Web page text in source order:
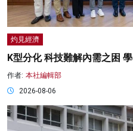
灼見經濟
K型分化 科技難解內需之困
作者: 本社編輯部
2026-08-06